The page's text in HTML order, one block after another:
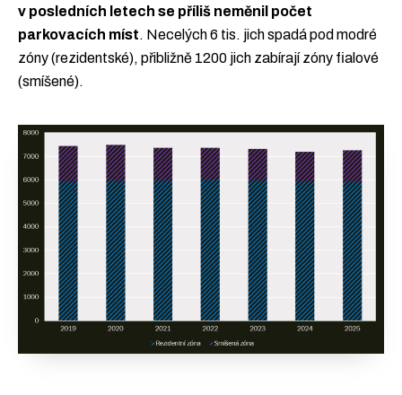
v posledních letech se příliš neměnil počet
parkovacích míst. Necelých 6 tis. jich spadá pod modré
zóny (rezidentské), přibližně 1200 jich zabírají zóny fialové
(smíšené).